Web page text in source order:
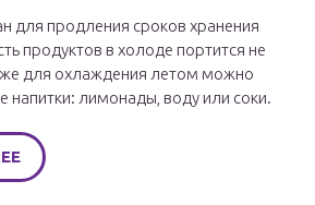
для продления сроков хранения
продуктов в холоде портится не
для охлаждения летом можно
напитки: лимонады, воду или соки.